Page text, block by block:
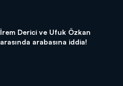
İrem Derici ve Ufuk Özkan
arasında arabasına iddia!